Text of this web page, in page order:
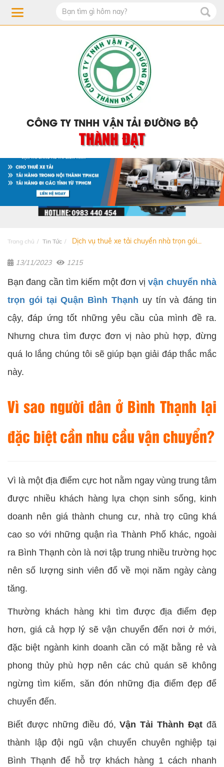
CÔNG TY TNHH VẬN TẢI ĐƯỜNG BỘ
THÀNH ĐẠT
Trang chủ Tin Tức Dịch vụ thuê xe tải chuyển nhà trọn gói...
13/11/2023 1215
Bạn đang cần tìm kiếm một đơn vịvận chuyển nhà
trọn gói tại Quận Bình Thạnh uy tín và đáng tin
cậy, đáp ứng tốt những yêu cầu của mình đề ra.
Nhưng chưa tìm được đơn vị nào phù hợp, đừng
quá lo lắng chúng tôi sẽ giúp bạn giải đáp thắc mắc
này.
Vì sao người dân ở Bình Thạnh lại
đặc biệt cần nhu cầu vận chuyển?
Vì là một địa điểm cực hot nằm ngay vùng trung tâm
được nhiều khách hàng lựa chọn sinh sống, kinh
doanh nên giá thành chung cư, nhà trọ cũng khá
cao so với những quận rìa Thành Phố khác, ngoài
ra Bình Thạnh còn là nơi tập trung nhiều trường học
nên số lượng sinh viên đổ về mọi năm ngày càng
tăng.
Thường khách hàng khi tìm được địa điểm đẹp
hơn, giá cả hợp lý sẽ vận chuyển đến nơi ở mới,
đặc biệt ngành kinh doanh cần có mặt bằng rẻ và
phong thủy phù hợp nên các chủ quán sẽ không
ngừng tìm kiếm, săn đón những địa điểm đẹp để
chuyển đến.
Biết được những điều đó,Vận Tải Thành Đạt đã
thành lập đội ngũ vận chuyển chuyên nghiệp tại
Bình Thạnh để hỗ trợ khách hàng 1 cách nhanh